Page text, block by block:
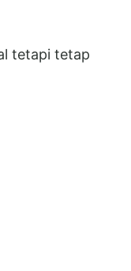
tetapi tetap